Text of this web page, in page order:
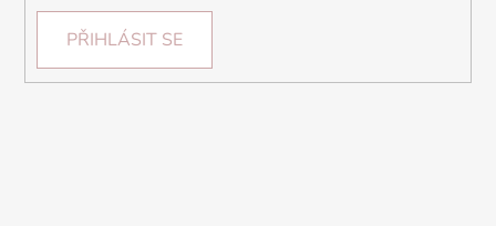
PŘIHLÁSIT SE